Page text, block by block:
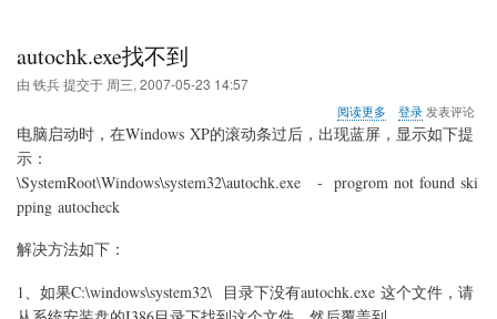
autochk.exe找不到
由 铁兵提交于 周三, 2007-05-23 14:57
阅读更多
autochk.exe
不
登录发表评论
电脑启动时，在Windows XP的滚动条过后，出现蓝屏，显示如下提
示：
\SystemRoot\Windows\system32\autochk.exe - progrom not found ski
pping autocheck
解决方法如下：
1、如果C:\windows\system32\ 目录下没有autochk.exe 这个文件，请